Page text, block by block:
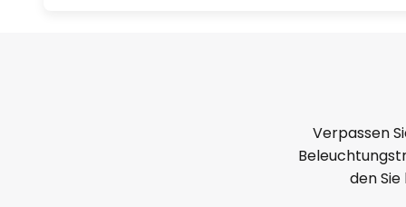
Verpassen
den